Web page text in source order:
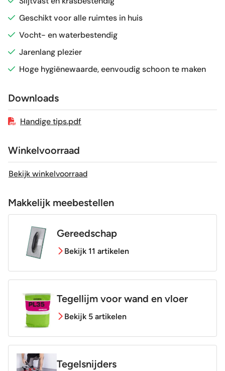
Vorstbestendig
Sortering
Craquelé Nee
Geschikt voor vloerverwarming
Geschikt voor alle ruimtes in huis
Vocht- en waterbestendig
Jarenlang plezier
Hoge hygiënewaarde, eenvoudig schoon te maken
Downloads
Handige tips.pdf
Winkelvoorraad
Bekijk winkelvoorraad
Makkelijk meebestellen
Gereedschap
Bekijk 11 artikelen
Tegellijm voor wand en vloer
Bekijk 5 artikelen
Tegelsnijders